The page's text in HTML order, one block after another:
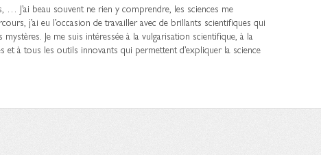
… J’ai beau souvent ne rien y comprendre, les sciences me
j’ai eu l’occasion de travailler avec de brillants scientifiques qui
mystères. Je me suis intéressée à la vulgarisation scientifique, à la
et à tous les outils innovants qui permettent d’expliquer la science